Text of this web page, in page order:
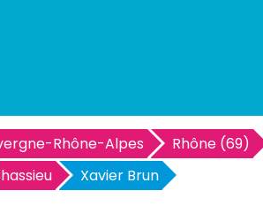
Rhône-Alpes
Rhône (69)
Xavier Brun